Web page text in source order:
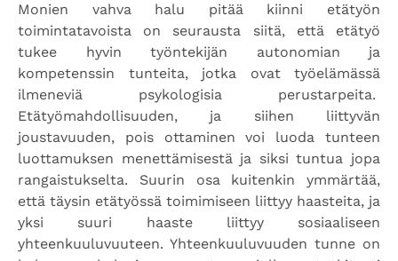
Monien vahva halu pitää kiinni etätyön
toimintatavoista on seurausta siitä, että etätyö
tukee hyvin työntekijän autonomian ja
kompetenssin tunteita, jotka ovat työelämässä
ilmeneviä psykologisia perustarpeita.
Etätyömahdollisuuden, ja siihen liittyvän
joustavuuden, pois ottaminen voi luoda tunteen
luottamuksen menettämisestä ja siksi tuntua jopa
rangaistukselta. Suurin osa kuitenkin ymmärtää,
että täysin etätyössä toimimiseen liittyy haasteita, ja
yksi suuri haaste liittyy sosiaaliseen
yhteenkuuluvuuteen. Yhteenkuuluvuuden tunne on